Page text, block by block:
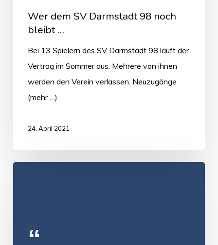
Wer dem SV Darmstadt 98 noch
bleibt …
Bei 13 Spielern des SV Darmstadt 98 läuft der
Vertrag im Sommer aus. Mehrere von ihnen
werden den Verein verlassen. Neuzugänge
(mehr …)
24. April 2021